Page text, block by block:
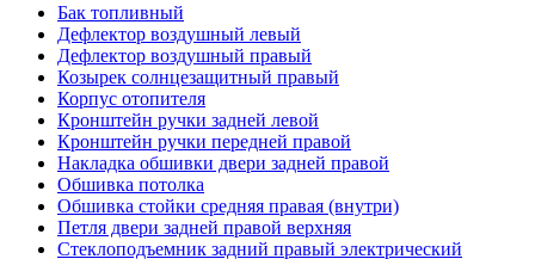
Бак топливный
Дефлектор воздушный левый
Дефлектор воздушный правый
Козырек солнцезащитный правый
Корпус отопителя
Кронштейн ручки задней левой
Кронштейн ручки передней правой
Накладка обшивки двери задней правой
Обшивка потолка
Обшивка стойки средняя правая (внутри)
Петля двери задней правой верхняя
Стеклоподъемник задний правый электрический